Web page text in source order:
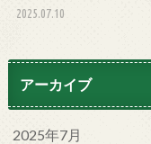
2025.07.10
アーカイブ
2025年7月